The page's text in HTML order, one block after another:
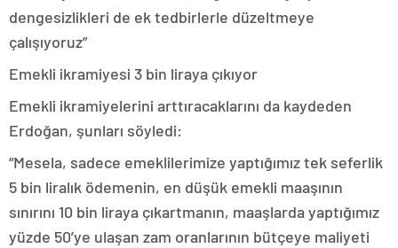
dengesizlikleri de ek tedbirlerle düzeltmeye
çalışıyoruz”
Emekli ikramiyesi 3 bin liraya çıkıyor
Emekli ikramiyelerini arttıracaklarını da kaydeden
Erdoğan, şunları söyledi:
“Mesela, sadece emeklilerimize yaptığımız tek seferlik
5 bin liralık ödemenin, en düşük emekli maaşının
sınırını 10 bin liraya çıkartmanın, maaşlarda yaptığımız
yüzde 50’ye ulaşan zam oranlarının bütçeye maliyeti